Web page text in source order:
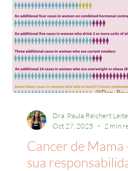
Cancer de Mama
sua
Dra. Paula Reichert Leite
Oct 27, 2025
2 min